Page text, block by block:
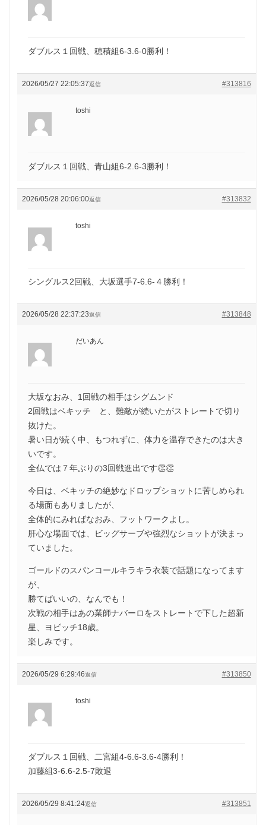
ダブルス１回戦、穂積組6-3.6-0勝利！
2026/05/27 22:05:37 #313816
返信
toshi
ダブルス１回戦、青山組6-2.6-3勝利！
2026/05/28 20:06:00 #313832
返信
toshi
シングルス2回戦、大坂選手7-6.6-４勝利！
2026/05/28 22:37:23 #313848
返信
だいあん
大坂なおみ、1回戦の相手はシグムンド
2回戦はベキッチ と、難敵が続いたがストレートで切り
抜けた。
暑い日が続く中、もつれずに、体力を温存できたのは大き
いです。
全仏では７年ぶりの3回戦進出です👏👏
今日は、ベキッチの絶妙なドロップショットに苦しめられ
る場面もありましたが、
全体的にみればなおみ、フットワークよし。
肝心な場面では、ビッグサーブや強烈なショットが決まっ
ていました。
ゴールドのスパンコールキラキラ衣装で話題になってます
が、
勝てばいいの、なんでも！
次戦の相手はあの業師ナバーロをストレートで下した超新
星、ヨビッチ18歳。
楽しみです。
2026/05/29 6:29:46 #313850
返信
toshi
ダブルス１回戦、二宮組4-6.6-3.6-4勝利！
加藤組3-6.6-2.5-7敗退
2026/05/29 8:41:24 #313851
返信